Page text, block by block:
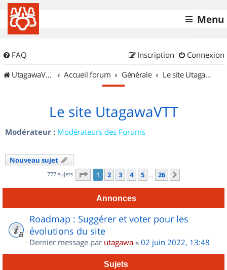
Menu
FAQ Connexion
Inscription
UtagawaVTT (Randos VTT et VTTAE avec traces GPS)
Accueil forum Générale Le site UtagawaVTT
Le site UtagawaVTT
Modérateur : Modérateurs des Forums
Nouveau sujet
777 sujets Page 1sur
1 2 3 4 5 … 26
Annonces
Roadmap : Suggérer et voter pour les
évolutions du site
Dernier message par utagawa « 02 juin 2022, 13:48
Sujets